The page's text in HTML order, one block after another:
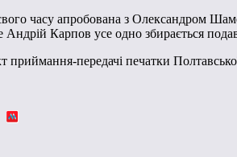
часу апробована з Олександром
Карпов усе одно збирається
передачі печатки